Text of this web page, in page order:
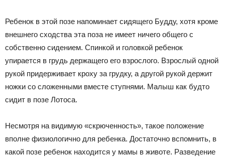
Ребенок в этой позе напоминает сидящего Будду, хотя кроме
внешнего сходства эта поза не имеет ничего общего с
собственно сидением. Спинкой и головкой ребенок
упирается в грудь держащего его взрослого. Взрослый одной
рукой придерживает кроху за грудку, а другой рукой держит
ножки со сложенными вместе ступнями. Малыш как будто
сидит в позе Лотоса.
Несмотря на видимую «скрюченность», такое положение
вполне физиологично для ребенка. Достаточно вспомнить, в
какой позе ребенок находится у мамы в животе. Разведение